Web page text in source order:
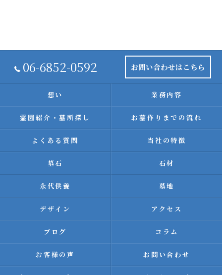
06-6852-0592 お問い合わせはこちら
想い 業務内容
霊園紹介・墓所探し お墓作りまでの流れ
よくある質問 当社の特徴
墓石 石材
永代供養 墓地
デザイン アクセス
ブログ コラム
お客様の声 お問い合わせ